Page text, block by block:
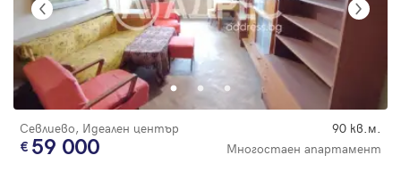
Севлиево, Идеален център 90 кв.м.
59 000 Многостаен апартамент